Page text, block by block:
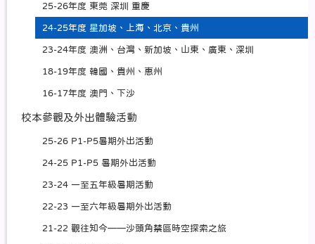
25-26年度 東莞 深圳 重慶
24-25年度 星加坡、上海、北京、貴州
23-24年度 澳洲、台灣、新加坡、山東、廣東、深圳
18-19年度 韓國、貴州、惠州
16-17年度 澳門、下沙
校本參觀及外出體驗活動
25-26 P1-P5暑期外出活動
24-25 P1-P5 暑期外出活動
23-24 一至五年級暑期活動
22-23 一至六年級暑期外出活動
21-22 觀往知今——沙頭角禁區時空探索之旅